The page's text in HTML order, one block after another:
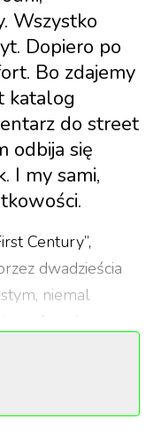
Wszystko
Dopiero po
Bo zdajemy
katalog
do street
odbija się
I my sami,
Century”,
dwadzieścia
niemal
grupował